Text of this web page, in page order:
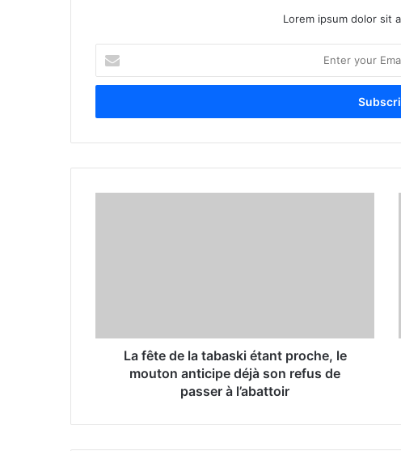
Lorem ipsum dolor sit
t
r
u
r
La fête de la tabaski étant proche, le
mouton anticipe déjà son refus de
passer à l’abattoir